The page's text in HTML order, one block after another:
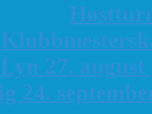
K
27. august
24.